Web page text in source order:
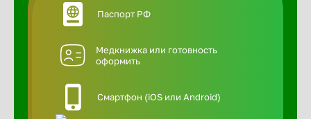
Паспорт РФ
Медкнижка или готовность
оформить
Смартфон (iOS или Android)